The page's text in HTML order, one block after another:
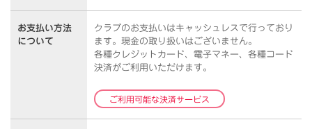
お支払い方法
について
クラブのお支払いはキャッシュレスで行っており
ます。 現金の取り扱いはございません。
各種クレジットカード、電子マネー、各種コード
決済がご利用いただけます。
ご利用可能な決済サービス